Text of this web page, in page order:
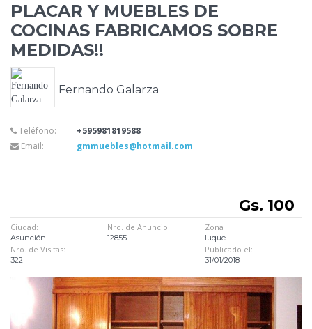
PLACARY MUEBLES DE
COCINAS FABRICAMOS SOBRE
MEDIDAS!!
Fernando Galarza
Teléfono:
+595981819588
Email:
gmmuebles@hotmail.com
Gs. 100
Ciudad:
Asunción
Nro. de Anuncio:
12855
Zona
luque
Nro. de Visitas:
322
Publicado el:
31/01/2018